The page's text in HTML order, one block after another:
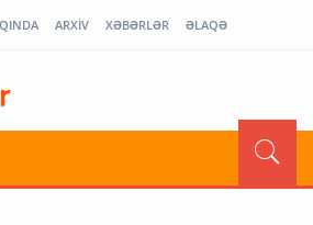
ARXİV XƏBƏRLƏR ƏLAQƏ